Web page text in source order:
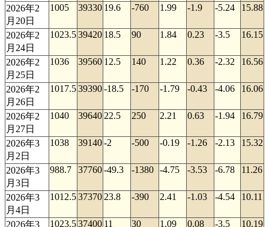
2026年2
月20日
1005 39330 19.6 -760 1.99 -1.9 -5.24 15.88
2026年2
月24日
1023.539420 18.5 90 1.84 0.23 -3.5 16.15
2026年2
月25日
1036 39560 12.5 140 1.22 0.36 -2.32 16.56
2026年2
月26日
1017.539390-18.5 -170 -1.79 -0.43 -4.06 16.06
2026年2
月27日
1040 39640 22.5 250 2.21 0.63 -1.94 16.79
2026年3
月2日
1038 39140-2 -500 -0.19 -1.26 -2.13 15.32
2026年3
月3日
988.7 37760-49.3 -1380 -4.75 -3.53 -6.78 11.26
2026年3
月4日
1012.537370 23.8 -390 2.41 -1.03 -4.54 10.11
2026年3
1023.537400 11 30 1.09 0.08 -3.5 10.19